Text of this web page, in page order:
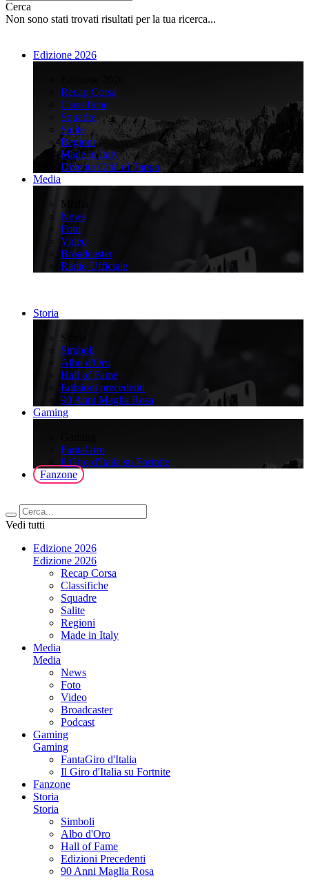
Cerca
Non sono stati trovati risultati per la tua ricerca...
Edizione 2026
Recap Corsa
Classifiche
Squadre
Salite
Regioni
Made in Italy
Diventa Città di Tappa
Media
Media
News
Foto
Video
Broadcaster
Radio Ufficiale
Storia
Storia
Simboli
Albo d'Oro
Hall of Fame
Edizioni precedenti
90 Anni Maglia Rosa
Gaming
FantaGiro
ll Giro d'Italia su Fortnite
Fanzone
Vedi tutti
Edizione 2026
Edizione 2026
Recap Corsa
Classifiche
Squadre
Salite
Regioni
Made in Italy
Media
Media
News
Foto
Video
Broadcaster
Podcast
Gaming
Gaming
FantaGiro d'Italia
Il Giro d'Italia su Fortnite
Fanzone
Storia
Storia
Simboli
Albo d'Oro
Hall of Fame
Edizioni Precedenti
90 Anni Maglia Rosa